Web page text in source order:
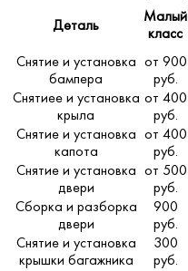
Деталь
Малый
класс
Снятие и установка
бампера
от 900
руб.
Снятиее и установка
крыла
от 400
руб.
Снятие и установка
капота
от 400
руб.
Снятие и установка
двери
от 500
руб.
Сборка и разборка
двери
900
руб.
Снятие и установка
крышки багажника
300
руб.